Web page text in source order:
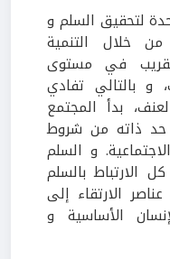
لتحقيق السلم و
خلال التنمية
في مستوى
و بالتالي تفادي
بدأ المجتمع
حد ذاته من شروط
و السلم
الارتباط بالسلم
الارتقاء إلى
الأساسية و